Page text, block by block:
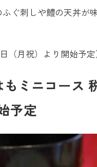
ぐ刺しや鱧の天丼が
（月祝）より開始予定
もミニコース
予定